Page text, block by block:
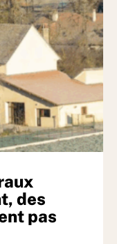
des
pas